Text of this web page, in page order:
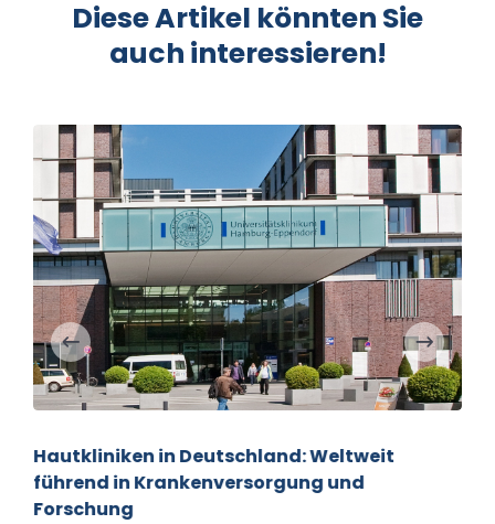
Diese Artikel könnten Sie
auch interessieren!
Hautkliniken in Deutschland: Weltweit
führend in Krankenversorgung und
Forschung